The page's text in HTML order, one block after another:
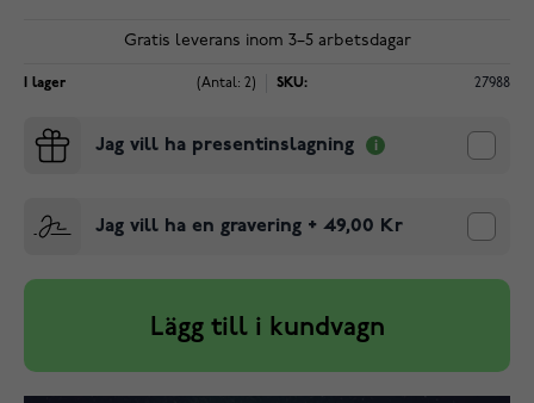
Gratis leverans inom 3–5 arbetsdagar
I lager (Antal: 2) SKU: 27988
Jag vill ha presentinslagning
Jag vill ha en gravering + 49,00 Kr
Lägg till i kundvagn